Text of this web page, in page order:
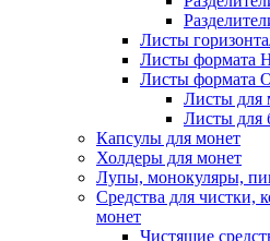
Листы
Листы
Листы
Листы для
Листы для
Капсулы для монет
Холдеры для монет
Лупы, монокуляры,
Средства для чистки,
монет
Чистящие